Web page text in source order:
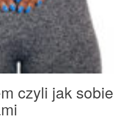
czyli jak sobie